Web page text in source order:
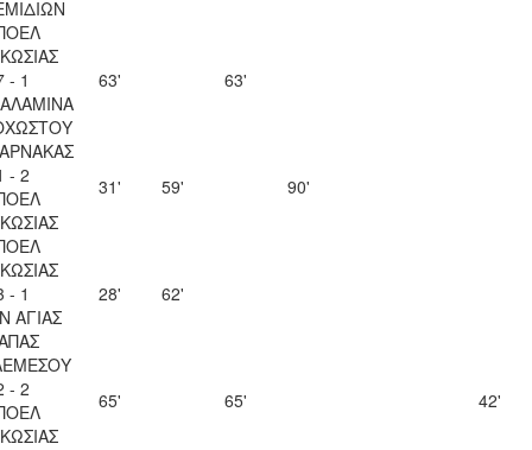
- 1
63' 63'
- 2
31' 59' 90'
- 1
ΑΓΙΑΣ
28' 62'
- 2
65' 65' 42'